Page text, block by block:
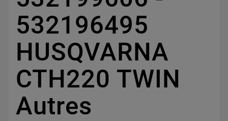
532196495
HUSQVARNA
CTH220 TWIN
Autres